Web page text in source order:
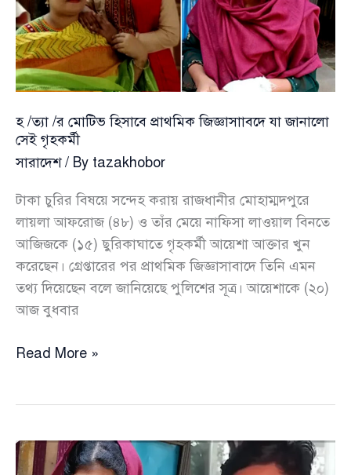
হ /ত্যা /র মোটিভ হিসাবে প্রাথমিক জিজ্ঞাসাাবদে যা জানালো
সেই গৃহকর্মী
সারাদেশ/ By tazakhobor
টাকা চুরির বিষয়ে সন্দেহ করায় রাজধানীর মোহাম্মদপুরে
লায়লা আফরোজ (৪৮) ও তাঁর মেয়ে নাফিসা লাওয়াল বিনতে
আজিজকে (১৫) ছুরিকাঘাতে গৃহকর্মী আয়েশা আক্তার খুন
করেছেন। গ্রেপ্তারের পর প্রাথমিক জিজ্ঞাসাবাদে তিনি এমন
তথ্য দিয়েছেন বলে জানিয়েছে পুলিশের সূত্র। আয়েশাকে (২০)
আজ বুধবার
হ
র
মোটিভ
Read More »